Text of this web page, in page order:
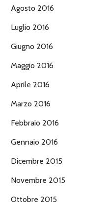
Agosto 2016
Luglio 2016
Giugno 2016
Maggio 2016
Aprile 2016
Marzo 2016
Febbraio 2016
Gennaio 2016
Dicembre 2015
Novembre 2015
Ottobre 2015